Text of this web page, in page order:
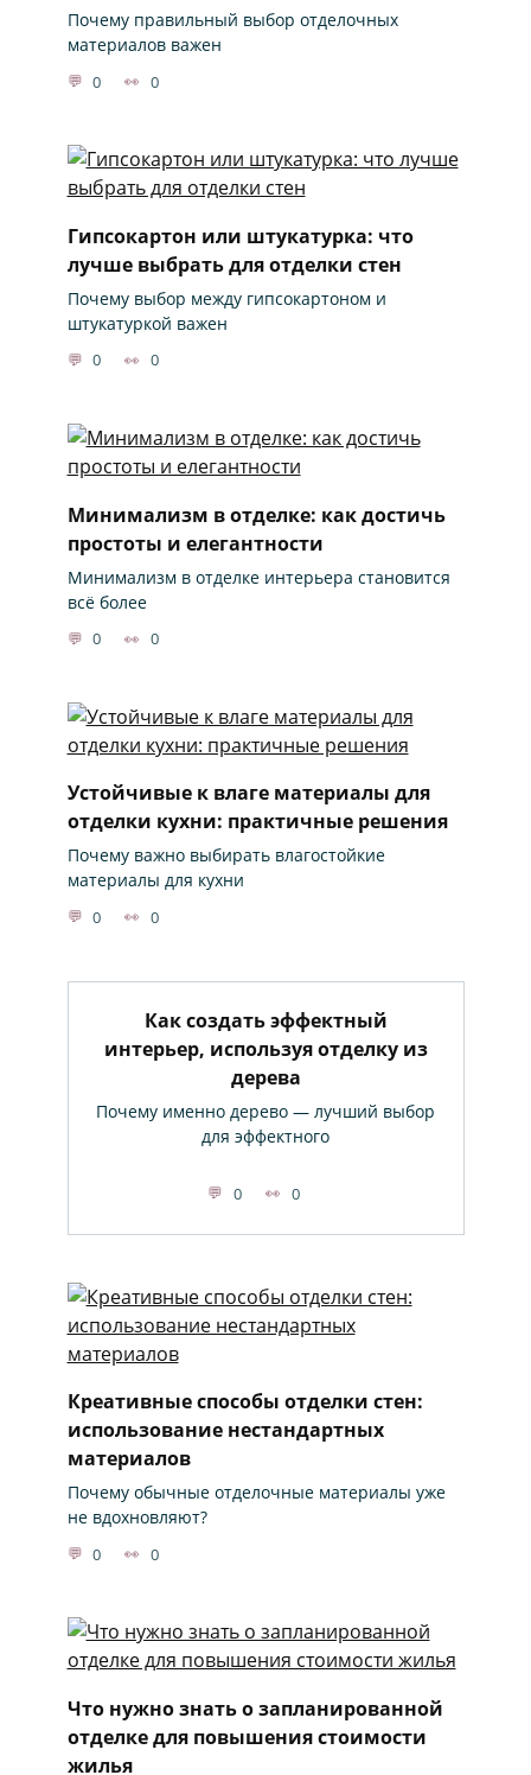
Почему правильный выбор отделочных
материалов важен
0 0
Гипсокартон или штукатурка: что
лучше выбрать для отделки стен
Почему выбор между гипсокартоном и
штукатуркой важен
0 0
Минимализм в отделке: как достичь
простоты и елегантности
Минимализм в отделке интерьера становится
всё более
0 0
Устойчивые к влаге материалы для
отделки кухни: практичные решения
Почему важно выбирать влагостойкие
материалы для кухни
0 0
Как создать эффектный
интерьер, используя отделку из
дерева
Почему именно дерево — лучший выбор
для эффектного
0 0
Креативные способы отделки стен:
использование нестандартных
материалов
Почему обычные отделочные материалы уже
не вдохновляют?
0 0
Что нужно знать о запланированной
отделке для повышения стоимости
жилья